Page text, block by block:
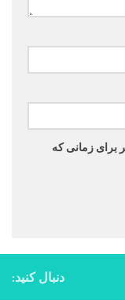
برای زمانی که
دنبال کنید: